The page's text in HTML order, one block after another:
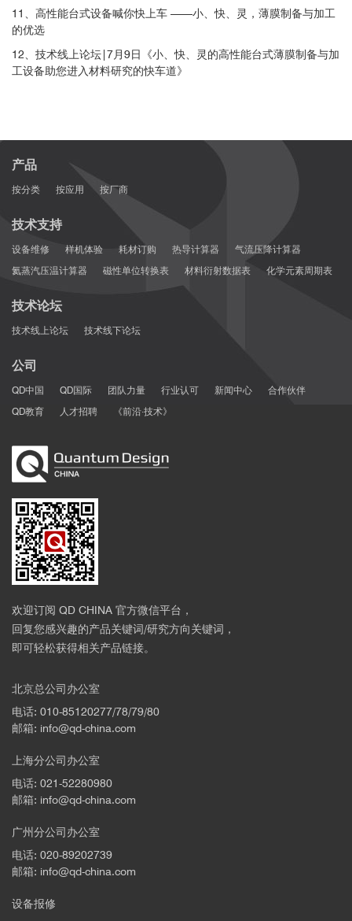
11、高性能台式设备喊你快上车 ——小、快、灵，薄膜制备与加工
的优选
12、技术线上论坛|7月9日《小、快、灵的高性能台式薄膜制备与加
工设备助您进入材料研究的快车道》
产品
按分类 按应用 按厂商
技术支持
设备维修 样机体验 耗材订购 热导计算器
气流压降计算器
氦蒸汽压温计算器
磁性单位转换表 材料衍射数据表 化学元素周期表
技术论坛
技术线上论坛 技术线下论坛
公司
QD中国 QD国际 团队力量 行业认可 新闻中心
合作伙伴
QD教育
人才招聘 《前沿·技术》
欢迎订阅 QD CHINA 官方微信平台，
回复您感兴趣的产品关键词/研究方向关键词，
即可轻松获得相关产品链接。
北京总公司办公室
电话: 010-85120277/78/79/80
邮箱: info@qd-china.com
上海分公司办公室
电话: 021-52280980
邮箱: info@qd-china.com
广州分公司办公室
电话: 020-89202739
邮箱: info@qd-china.com
设备报修